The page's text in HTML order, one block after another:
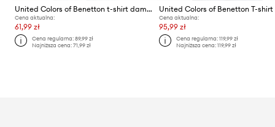
United Colors of Benetton t-shirt damski z bawełną
Cena aktualna:
61,99 zł
Cena regularna:89,99 zł
Najniższa cena:71,99 zł
Cena aktualna:
95,99 zł
Cena regularna: 119,99 zł
Najniższa cena: 119,99 zł